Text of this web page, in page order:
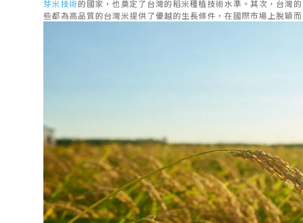
芽米技術的國家，也奠定了台灣的稻米種植技術水準。其次，台灣
些都為高品質的台灣米提供了優越的生長條件，在國際市場上脫穎而